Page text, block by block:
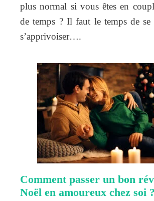
plus normal si vous êtes en
de temps ? Il faut le temps de se
s’apprivoiser….
Comment passer un bon
Noël en amoureux chez soi ?